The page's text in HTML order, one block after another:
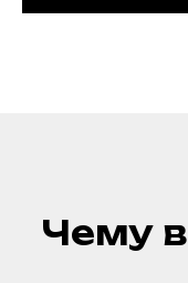
Чему